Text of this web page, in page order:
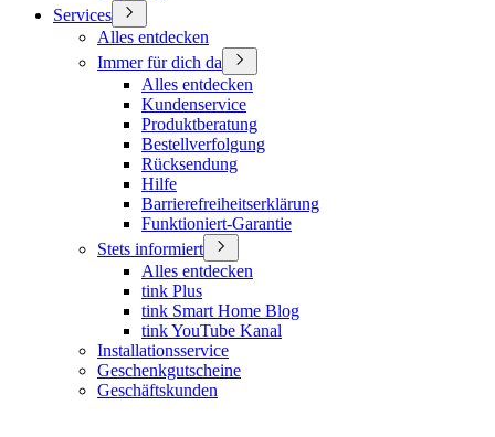
Services
Alles entdecken
Immer für dich da
Alles entdecken
Kundenservice
Produktberatung
Bestellverfolgung
Rücksendung
Hilfe
Barrierefreiheitserklärung
Funktioniert-Garantie
Stets informiert
Alles entdecken
tink Plus
tink Smart Home Blog
tink YouTube Kanal
Installationsservice
Geschenkgutscheine
Geschäftskunden